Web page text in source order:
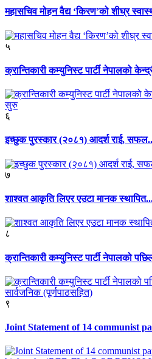
महासचिव मोहन वैद्य ‘किरण’को शीघ्र
५
क्रान्तिकारी कम्युनिस्ट पार्टी नेपालको
६
इच्छुक पुरस्कार (२०८१) आदर्श राई,
७
शाश्वत आकृति लिएर एउटा मानक
८
क्रान्तिकारी कम्युनिस्ट पार्टी नेपालको
९
Joint Statement of 14 communist